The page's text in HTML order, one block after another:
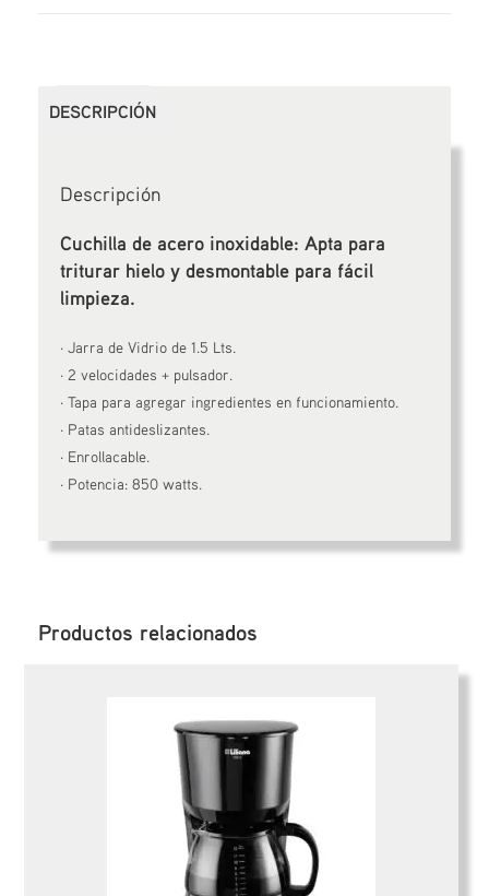
DESCRIPCIÓN
Descripción
Cuchilla de acero inoxidable: Apta para
triturar hielo y desmontable para fácil
limpieza.
· Jarra de Vidrio de 1.5 Lts.
· 2 velocidades + pulsador.
· Tapa para agregar ingredientes en funcionamiento.
· Patas antideslizantes.
· Enrollacable.
· Potencia: 850 watts.
Productos relacionados